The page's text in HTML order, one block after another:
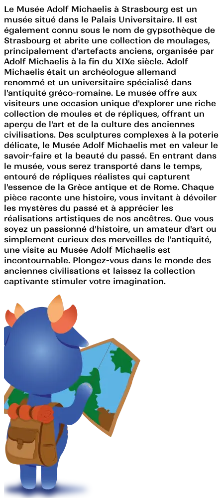
Le Musée Adolf Michaelis à Strasbourg est un
musée situé dans le Palais Universitaire. Il est
également connu sous le nom de gypsothèque de
Strasbourg et abrite une collection de moulages,
principalement d'artefacts anciens, organisée par
Adolf Michaelis à la fin du XIXe siècle. Adolf
Michaelis était un archéologue allemand
renommé et un universitaire spécialisé dans
l'antiquité gréco-romaine. Le musée offre aux
visiteurs une occasion unique d'explorer une riche
collection de moules et de répliques, offrant un
aperçu de l'art et de la culture des anciennes
civilisations. Des sculptures complexes à la poterie
délicate, le Musée Adolf Michaelis met en valeur le
savoir-faire et la beauté du passé. En entrant dans
le musée, vous serez transporté dans le temps,
entouré de répliques réalistes qui capturent
l'essence de la Grèce antique et de Rome. Chaque
pièce raconte une histoire, vous invitant à dévoiler
les mystères du passé et à apprécier les
réalisations artistiques de nos ancêtres. Que vous
soyez un passionné d'histoire, un amateur d'art ou
simplement curieux des merveilles de l'antiquité,
une visite au Musée Adolf Michaelis est
incontournable. Plongez-vous dans le monde des
anciennes civilisations et laissez la collection
captivante stimuler votre imagination.